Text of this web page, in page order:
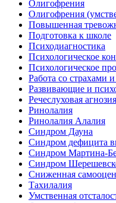
Олигофрения
Олигофрения
Повышенная
Подготовка к школе
Психодиагностика
Психологическое
Психологическое
Работа со страхами
Развивающие и
Речеслуховая агнозия
Ринолалия
Ринолалия Алалия
Синдром Дауна
Синдром дефицита
Синдром Мартина-
Синдром
Сниженная
Тахилалия
Умственная